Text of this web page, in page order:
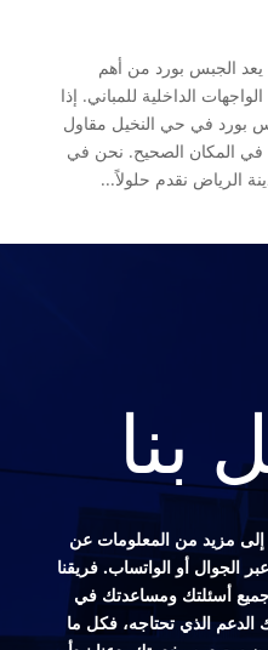
يعد الجبس بورد من أهم
الداخلية للمباني. إذا
في حي النخيل مقاول
2026 ، فأنت في المكان الصحيح. نحن في
الرياض نقدم حلولاً...
بنا
مزيد من المعلومات عن
الجوال أو الواتساب. فريقنا
أسئلتك ومساعدتك في
الدعم الذي تحتاجه، فكل ما